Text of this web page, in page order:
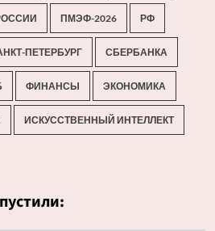
ПМЭФ-2026 РФ
ПЕТЕРБУРГ СБЕРБАНКА
ФИНАНСЫ ЭКОНОМИКА
ИСКУССТВЕННЫЙ ИНТЕЛЛЕКТ